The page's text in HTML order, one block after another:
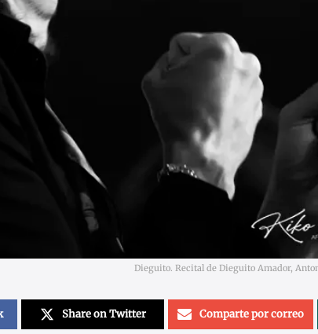
Dieguito. Recital de Dieguito Amador,
Share on Twitter Comparte por correo